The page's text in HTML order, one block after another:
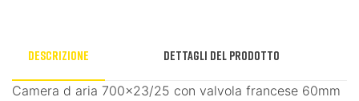
Descrizione Dettagli del prodotto
Camera d aria 700x23/25 con valvola francese 60mm